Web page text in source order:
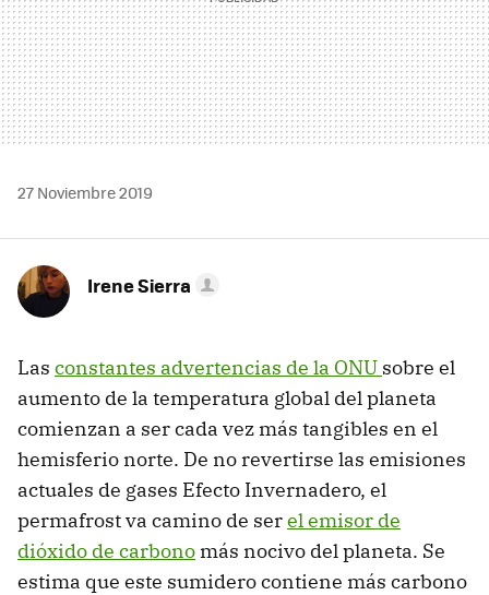
27 Noviembre 2019
Irene Sierra
Las constantes advertencias de la ONU sobre el
aumento de la temperatura global del planeta
comienzan a ser cada vez más tangibles en el
hemisferio norte. De no revertirse las emisiones
actuales de gases Efecto Invernadero, el
permafrost va camino de serel emisor de
dióxido de carbono más nocivo del planeta. Se
estima que este sumidero contiene más carbono